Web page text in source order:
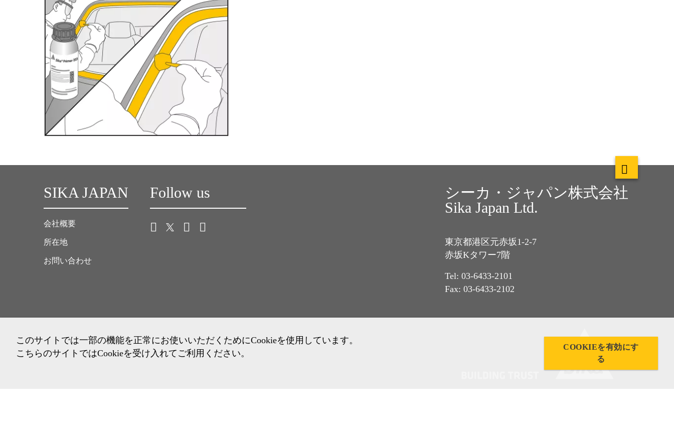
SIKA JAPAN
会社概要
所在地
お問い合わせ
Follow us
シーカ・ジャパン株式会社
Sika Japan Ltd.
東京都港区元赤坂1-2-7
赤坂Kタワー7階
Tel: 03-6433-2101
Fax: 03-6433-2102
このサイトでは一部の機能を正常にお使いいただくためにCookieを使用しています。
こちらのサイトではCookieを受け入れてご利用ください。
COOKIEを有効にす
る